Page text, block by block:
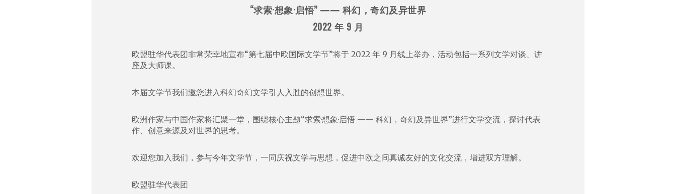
“求索·想象·启悟” —— 科幻，奇幻及异世界
2022 年 9 月
欧盟驻华代表团非常荣幸地宣布“第七届中欧国际文学节”将于 2022 年 9 月线上举办，活动包括一系列文学对谈、讲
座及大师课。
本届文学节我们邀您进入科幻奇幻文学引人入胜的创想世界。
欧洲作家与中国作家将汇聚一堂，围绕核心主题“求索·想象·启悟 —— 科幻，奇幻及异世界”进行文学交流，探讨代表
作、创意来源及对世界的思考。
欢迎您加入我们，参与今年文学节，一同庆祝文学与思想，促进中欧之间真诚友好的文化交流，增进双方理解。
欧盟驻华代表团